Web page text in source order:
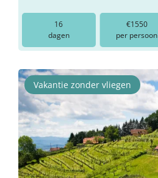
16
dagen
€1550
per persoon
Vakantie zonder vliegen